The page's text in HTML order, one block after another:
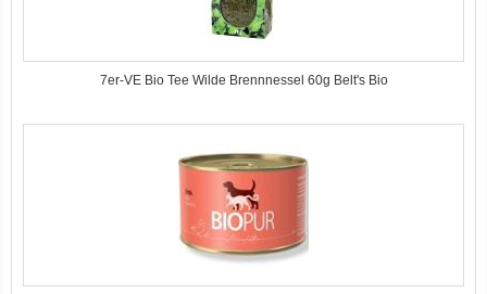
7er-VE Bio Tee Wilde Brennnessel 60g Belt's Bio